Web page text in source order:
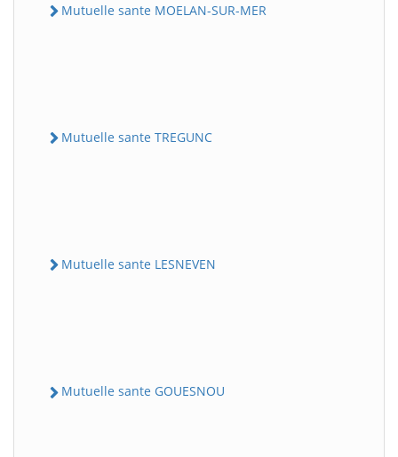
Mutuelle sante MOELAN-SUR-MER
Mutuelle sante TREGUNC
Mutuelle sante LESNEVEN
Mutuelle sante GOUESNOU